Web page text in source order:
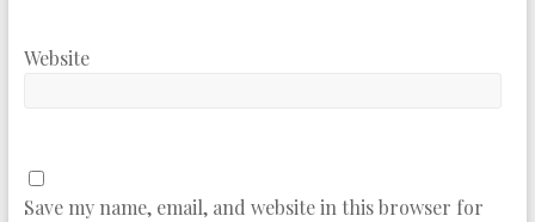
Website
Save my name, email, and website in this browser for